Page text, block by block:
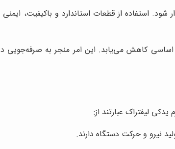
استفاده از قطعات استاندارد و باکیفیت، ایمنی
اساسی کاهش می‌یابد. این امر منجر به صرفه‌جویی
لیفتراک عبارتند از:
نیرو و حرکت دستگاه دارند.